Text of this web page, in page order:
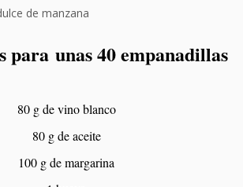
para unas 40 empanadillas
80 g de vino blanco
80 g de aceite
100 g de margarina